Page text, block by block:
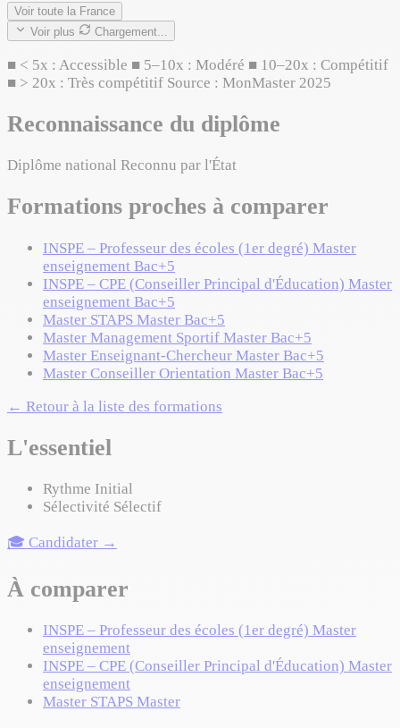
Voir toute la France
Voir plus
Chargement...
■ < 5x : Accessible ■ 5–10x : Modéré ■ 10–20x : Compétitif
■ > 20x : Très compétitif Source : MonMaster 2025
Reconnaissance du diplôme
Diplôme national Reconnu par l'État
Formations proches à comparer
INSPE – Professeur des écoles (1er degré) Master
enseignement Bac+5
INSPE – CPE (Conseiller Principal d'Éducation) Master
enseignement Bac+5
Master STAPS Master Bac+5
Master Management Sportif Master Bac+5
Master Enseignant-Chercheur Master Bac+5
Master Conseiller Orientation Master Bac+5
← Retour à la liste des formations
L'essentiel
Rythme Initial
Sélectivité Sélectif
🎓 Candidater →
À comparer
INSPE – Professeur des écoles (1er degré) Master
enseignement
INSPE – CPE (Conseiller Principal d'Éducation) Master
enseignement
Master STAPS Master